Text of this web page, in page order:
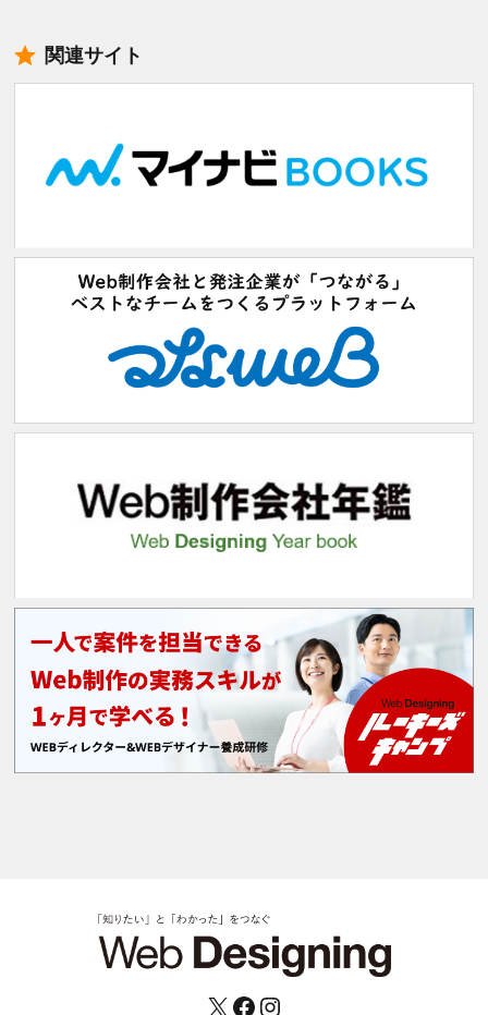
関連サイト
X Facebook Instagram